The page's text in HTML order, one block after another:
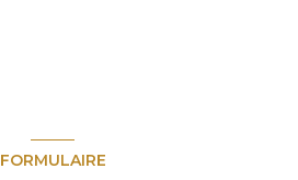
FORMULAIRE